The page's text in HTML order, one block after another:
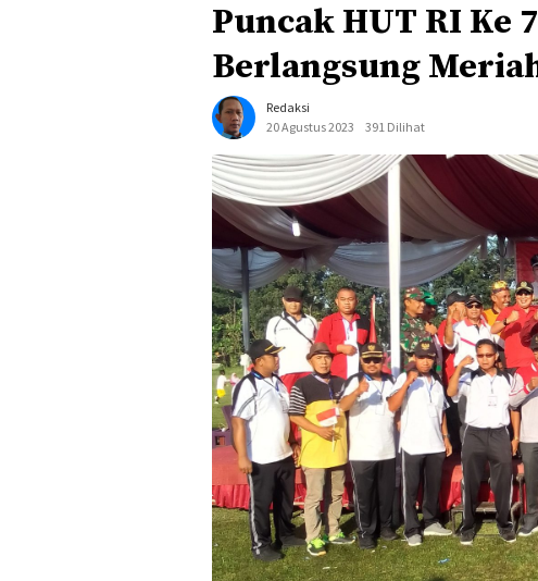
Puncak HUT RI Ke
Berlangsung
Redaksi
20 Agustus 2023
391 Dilihat